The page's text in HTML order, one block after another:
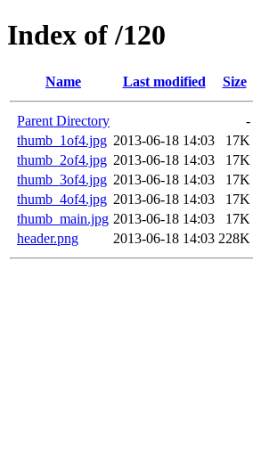
Index of /120
Name Last modified Size
Parent Directory
-
thumb_1of4.jpg 2013-06-18 14:03
17K
thumb_2of4.jpg 2013-06-18 14:03
17K
thumb_3of4.jpg 2013-06-18 14:03
17K
thumb_4of4.jpg 2013-06-18 14:03
17K
thumb_main.jpg 2013-06-18 14:03
17K
header.png
2013-06-18 14:03 228K